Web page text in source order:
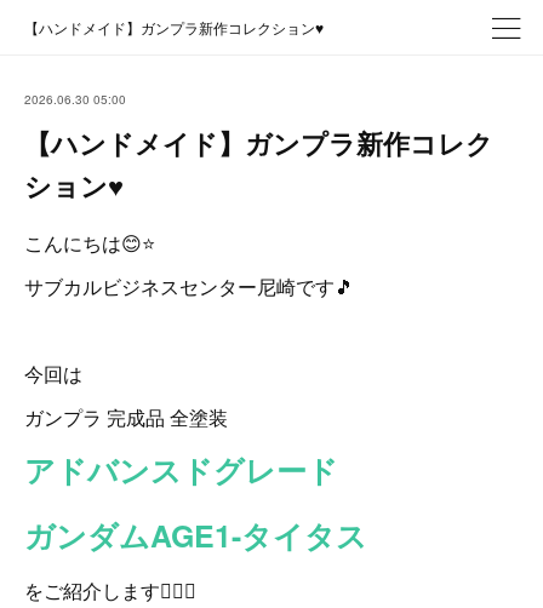
【ハンドメイド】ガンプラ新作コレクション♥️
2026.06.30 05:00
【ハンドメイド】ガンプラ新作コレク
ション♥️
こんにちは😊⭐
サブカルビジネスセンター尼崎です🎵
今回は
ガンプラ 完成品 全塗装
アドバンスドグレード
ガンダムAGE1-タイタス
をご紹介します👍🏻✨